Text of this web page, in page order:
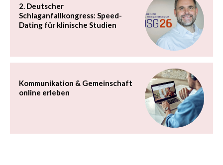
2. Deutscher
Schlaganfallkongress: Speed-
Dating für klinische Studien
Kommunikation & Gemeinschaft
online erleben